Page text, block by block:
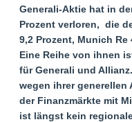
Generali-Aktie hat in
Prozent verloren, die
9,2 Prozent, Munich
Eine Reihe von ihnen
für Generali und
wegen ihrer
der Finanzmärkte mit
ist längst kein